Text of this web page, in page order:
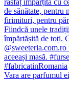
Vara are parfumul